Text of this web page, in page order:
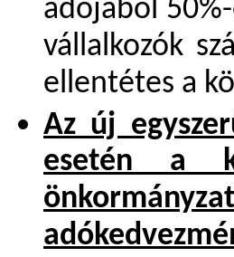
adójából
vállalkozók
ellentétes a
Az új
esetén a